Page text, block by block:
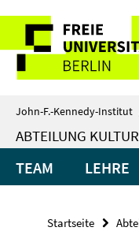
direkt
zu
Inhalt
Service-
Navigation
John-F.-Kennedy-Institut
ABTEILUNG KULTUR
TEAM LEHRE
Startseite